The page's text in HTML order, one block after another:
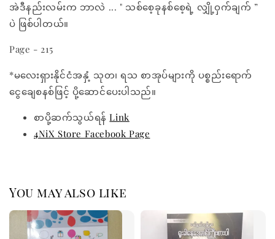
အဲဒီနည်းလမ်းက ဘာလဲ ... " သစ်စေ့ခုနစ်စေ့ရဲ့ လျှို့ဝှက်ချက် ”
ပဲ ဖြစ်ပါတယ်။
Page - 215
*မလေးရှားနိုင်ငံအနှံ့ သုတ၊ ရသ စာအုပ်များကို ပစ္စည်းရောက်
ငွေချေစနစ်ဖြင့် ပို့ဆောင်ပေးပါသည်။
စာပို့ဆက်သွယ်ရန်Link
4NiX Store Facebook Page
You may also like